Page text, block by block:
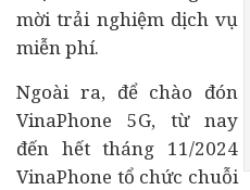
mời trải nghiệm dịch vụ
miễn phí.
Ngoài ra, để chào đón
VinaPhone 5G, từ nay
đến hết tháng 11/2024
VinaPhone tổ chức chuỗi